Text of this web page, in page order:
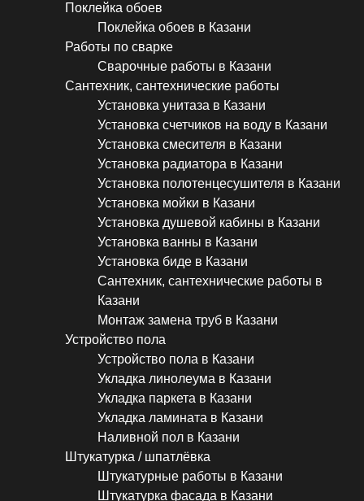
Поклейка обоев
Поклейка обоев в Казани
Работы по сварке
Сварочные работы в Казани
Сантехник, сантехнические работы
Установка унитаза в Казани
Установка счетчиков на воду в Казани
Установка смесителя в Казани
Установка радиатора в Казани
Установка полотенцесушителя в Казани
Установка мойки в Казани
Установка душевой кабины в Казани
Установка ванны в Казани
Установка биде в Казани
Сантехник, сантехнические работы в
Казани
Монтаж замена труб в Казани
Устройство пола
Устройство пола в Казани
Укладка линолеума в Казани
Укладка паркета в Казани
Укладка ламината в Казани
Наливной пол в Казани
Штукатурка / шпатлёвка
Штукатурные работы в Казани
Штукатурка фасада в Казани